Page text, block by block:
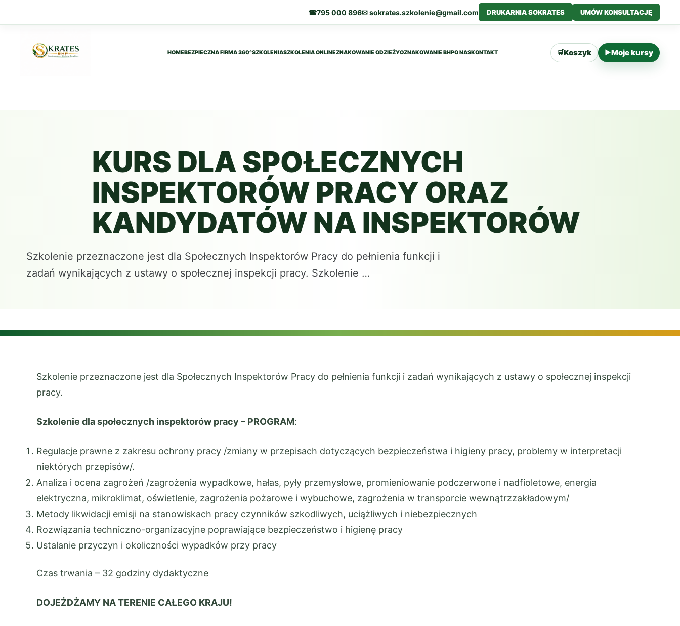
☎795 000 896✉ sokrates.szkolenie@gmail.com DRUKARNIA SOKRATES UMÓW KONSULTACJĘ
HOMEBEZPIECZNA FIRMA 360°SZKOLENIASZKOLENIA ONLINEZNAKOWANIE ODZIEŻYOZNAKOWANIE BHPO NASKONTAKT 🛒Koszyk ▶Moje kursy
KURS DLA SPOŁECZNYCH
INSPEKTORÓW PRACY ORAZ
KANDYDATÓW NA INSPEKTORÓW
Szkolenie przeznaczone jest dla Społecznych Inspektorów Pracy do pełnienia funkcji i
zadań wynikających z ustawy o społecznej inspekcji pracy. Szkolenie …
Szkolenie przeznaczone jest dla Społecznych Inspektorów Pracy do pełnienia funkcji i zadań wynikających z ustawy o społecznej inspekcji
pracy.
Szkolenie dla społecznych inspektorów pracy – PROGRAM:
Regulacje prawne z zakresu ochrony pracy /zmiany w przepisach dotyczących bezpieczeństwa i higieny pracy, problemy w interpretacji
niektórych przepisów/.
Analiza i ocena zagrożeń /zagrożenia wypadkowe, hałas, pyły przemysłowe, promieniowanie podczerwone i nadfioletowe, energia
elektryczna, mikroklimat, oświetlenie, zagrożenia pożarowe i wybuchowe, zagrożenia w transporcie wewnątrzzakładowym/
Metody likwidacji emisji na stanowiskach pracy czynników szkodliwych, uciążliwych i niebezpiecznych
Rozwiązania techniczno-organizacyjne poprawiające bezpieczeństwo i higienę pracy
Ustalanie przyczyn i okoliczności wypadków przy pracy
Czas trwania – 32 godziny dydaktyczne
DOJEŻDŻAMY NA TERENIE CAŁEGO KRAJU!